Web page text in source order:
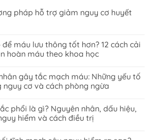
pháp hỗ trợ giảm nguy cơ huyết
máu lưu thông tốt hơn? 12 cách cải
hoàn máu theo khoa học
gây tắc mạch máu: Những yếu tố
nguy cơ và cách phòng ngừa
phổi là gì? Nguyên nhân, dấu hiệu,
hiểm và cách điều trị